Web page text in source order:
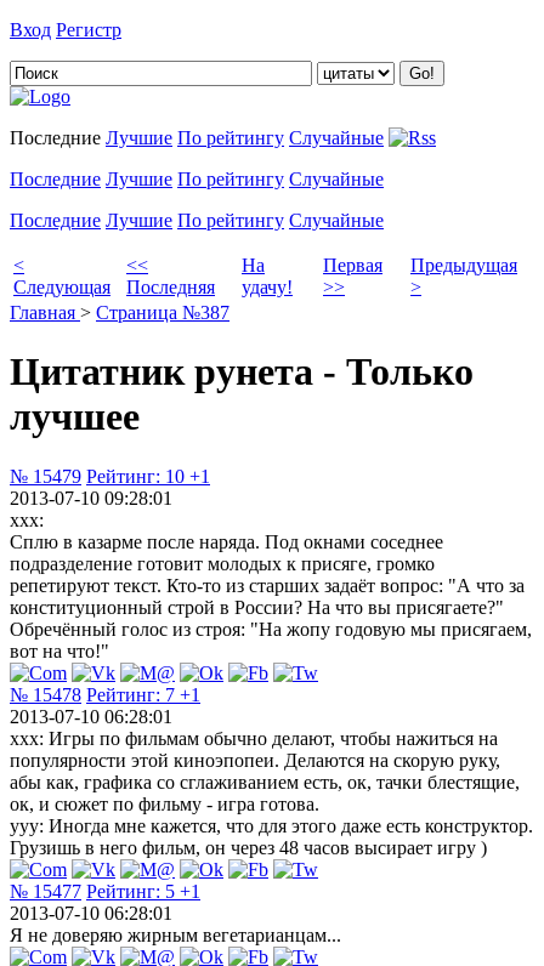
Вход Регистр
Последние Лучшие По рейтингу Случайные
Последние Лучшие По рейтингу Случайные
Последние Лучшие По рейтингу Случайные
<
Следующая
<<
Последняя
На
удачу!
Первая
>>
Предыдущая
>
Главная > Страница №387
Цитатник рунета - Только
лучшее
№ 15479 Рейтинг: 10 +1
2013-07-10 09:28:01
xxx:
Сплю в казарме после наряда. Под окнами соседнее
подразделение готовит молодых к присяге, громко
репетируют текст. Кто-то из старших задаёт вопрос: "А что за
конституционный строй в России? На что вы присягаете?"
Обречённый голос из строя: "На жопу годовую мы присягаем,
вот на что!"
№ 15478 Рейтинг: 7 +1
2013-07-10 06:28:01
ххх: Игры по фильмам обычно делают, чтобы нажиться на
популярности этой киноэпопеи. Делаются на скорую руку,
абы как, графика со сглаживанием есть, ок, тачки блестящие,
ок, и сюжет по фильму - игра готова.
ууу: Иногда мне кажется, что для этого даже есть конструктор.
Грузишь в него фильм, он через 48 часов высирает игру )
№ 15477 Рейтинг: 5 +1
2013-07-10 06:28:01
Я не доверяю жирным вегетарианцам...